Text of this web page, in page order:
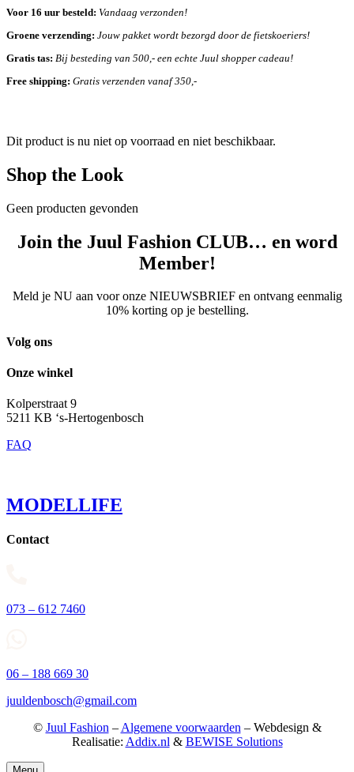
Voor 16 uur besteld: Vandaag verzonden!
Groene verzending: Jouw pakket wordt bezorgd door de fietskoeriers!
Gratis tas: Bij besteding van 500,- een echte Juul shopper cadeau!
Free shipping: Gratis verzenden vanaf 350,-
Dit product is nu niet op voorraad en niet beschikbaar.
Shop the Look
Geen producten gevonden
Join the Juul Fashion CLUB… en word
Member!
Meld je NU aan voor onze NIEUWSBRIEF en ontvang eenmalig
10% korting op je bestelling.
Volg ons
Onze winkel
Kolperstraat 9
5211 KB ‘s-Hertogenbosch
FAQ
MODELLIFE
Contact
073 – 612 7460
06 – 188 669 30
juuldenbosch@gmail.com
© Juul Fashion – Algemene voorwaarden – Webdesign &
Realisatie: Addix.nl & BEWISE Solutions